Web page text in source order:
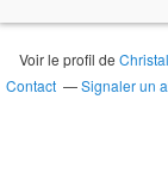
Voir le profil de
Contact
Signaler un